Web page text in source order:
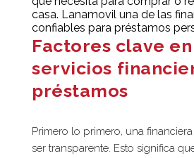
Factores clave
servicios
préstamos
Primero lo primero, una
ser transparente. Esto significa